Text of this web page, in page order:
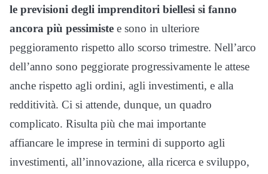
le previsioni degli imprenditori biellesi si fanno
ancora più pessimiste e sono in ulteriore
peggioramento rispetto allo scorso trimestre. Nell’arco
dell’anno sono peggiorate progressivamente le attese
anche rispetto agli ordini, agli investimenti, e alla
redditività. Ci si attende, dunque, un quadro
complicato. Risulta più che mai importante
affiancare le imprese in termini di supporto agli
investimenti, all’innovazione, alla ricerca e sviluppo,